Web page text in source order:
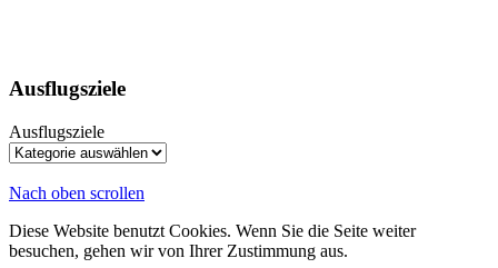
Ausflugsziele
Ausflugsziele
Nach oben scrollen
Diese Website benutzt Cookies. Wenn Sie die Seite weiter
besuchen, gehen wir von Ihrer Zustimmung aus.